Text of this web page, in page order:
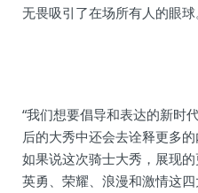
无畏吸引了在场所有人的眼球
“我们想要倡导和表达的新时
后的大秀中还会去诠释更多
如果说这次骑士大秀，展现
英勇、荣耀、浪漫和激情这